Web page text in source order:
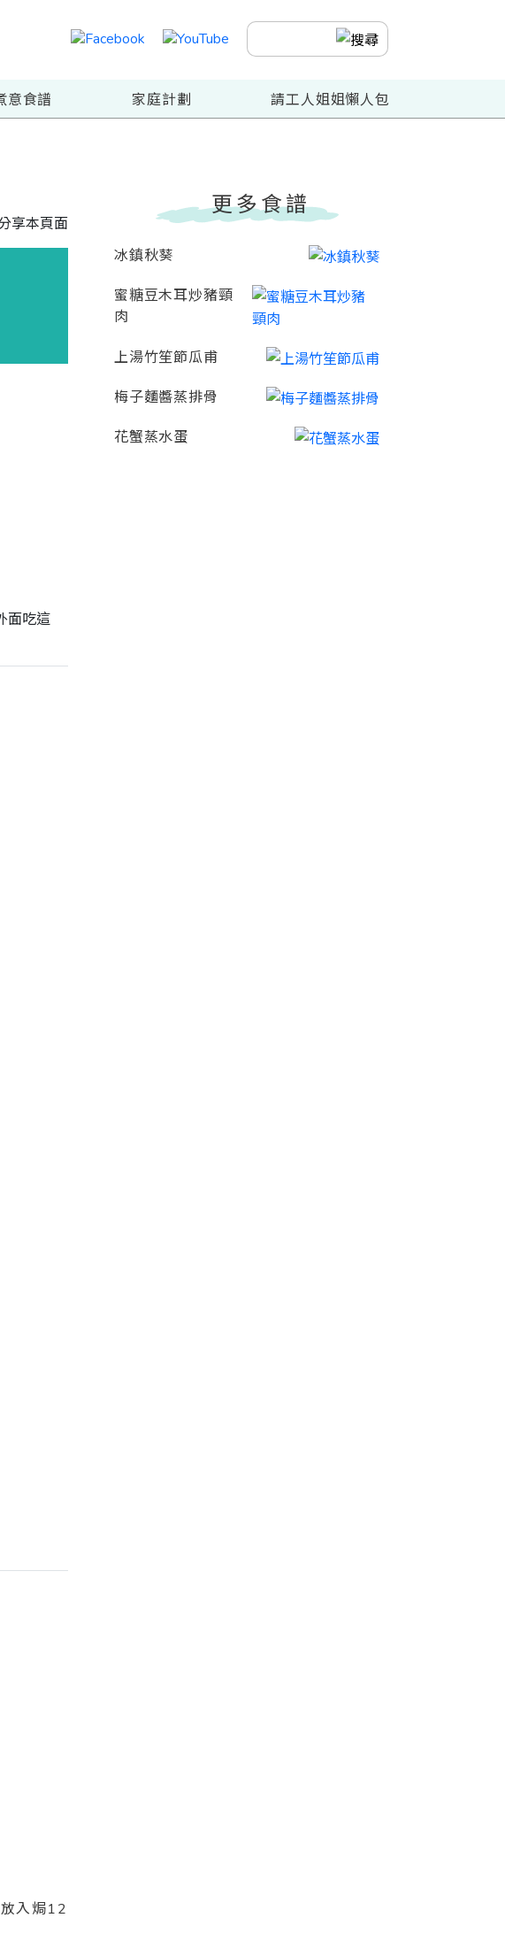
意食譜 家庭計劃 請工人姐姐懶人包
面吃這
入焗12
更多食譜
冰鎮秋葵
蜜糖豆木耳炒豬頸
肉
上湯竹笙節瓜甫
梅子麵醬蒸排骨
花蟹蒸水蛋